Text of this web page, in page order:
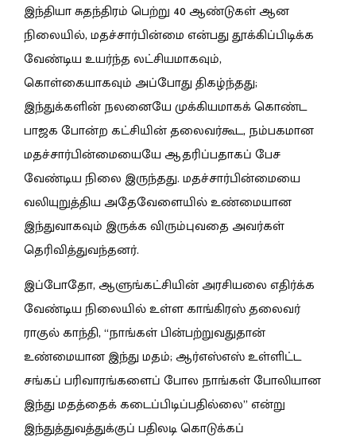
இந்தியா சுதந்திரம் பெற்று 40 ஆண்டுகள் ஆன
நிலையில், மதச்சார்பின்மை என்பது தூக்கிப்பிடிக்க
வேண்டிய உயர்ந்த லட்சியமாகவும்,
கொள்கையாகவும் அப்போது திகழ்ந்தது;
இந்துக்களின் நலனையே முக்கியமாகக் கொண்ட
பாஜக போன்ற கட்சியின் தலைவர்கூட, நம்பகமான
மதச்சார்பின்மையையே ஆதரிப்பதாகப் பேச
வேண்டிய நிலை இருந்தது. மதச்சார்பின்மையை
வலியுறுத்திய அதேவேளையில் உண்மையான
இந்துவாகவும் இருக்க விரும்புவதை அவர்கள்
தெரிவித்துவந்தனர்.
இப்போதோ, ஆளுங்கட்சியின் அரசியலை எதிர்க்க
வேண்டிய நிலையில் உள்ள காங்கிரஸ் தலைவர்
ராகுல் காந்தி, “நாங்கள் பின்பற்றுவதுதான்
உண்மையான இந்து மதம்; ஆர்எஸ்எஸ் உள்ளிட்ட
சங்கப் பரிவாரங்களைப் போல நாங்கள் போலியான
இந்து மதத்தைக் கடைப்பிடிப்பதில்லை” என்று
இந்துத்துவத்துக்குப் பதிலடி கொடுக்கப்